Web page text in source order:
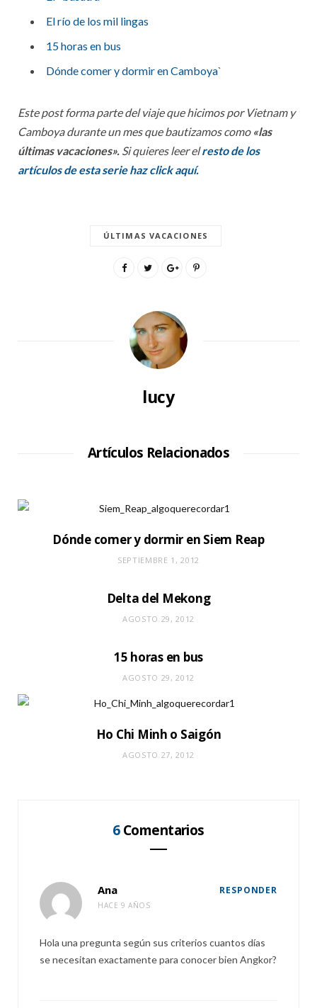
El río de los mil lingas
15 horas en bus
Dónde comer y dormir en Camboya`
Este post forma parte del viaje que hicimos por Vietnam y
Camboya durante un mes que bautizamos como «las
últimas vacaciones». Si quieres leer elresto de los
artículos de esta serie haz click aquí.
ÚLTIMAS VACACIONES
lucy
Artículos Relacionados
Dónde comer y dormir en Siem Reap
SEPTIEMBRE 1, 2012
Delta del Mekong
AGOSTO 29, 2012
15 horas en bus
AGOSTO 29, 2012
Ho Chi Minh o Saigón
AGOSTO 27, 2012
6Comentarios
Ana
HACE 9 AÑOS
RESPONDER
Hola una pregunta según sus criterios cuantos días
se necesitan exactamente para conocer bien Angkor?